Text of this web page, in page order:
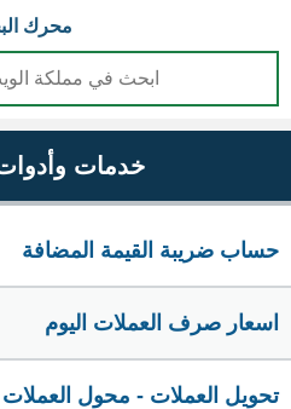
محرك
خدمات
حساب ضريبة القيمة المضافة
اسعار صرف العملات اليوم
تحويل العملات - محول العملات